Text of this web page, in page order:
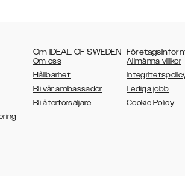
Om IDEAL OF SWEDEN
Om oss
Hållbarhet
Bli vår ambassadör
Bli återförsäljare
Allmänna villkor
Lediga jobb
Cookie Policy
AUSTRALIA